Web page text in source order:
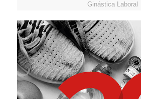
Ginástica Laboral